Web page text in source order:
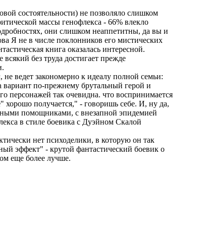
состоятельности) не позволяло слишком
массы генофлекса - 66% влекло
они слишком неаппетитны, да вы и
Я не в числе поклонников его мистических
книга оказалась интересной.
без труда достигает прежде
ведет закономерно к идеалу полной семьи:
по-прежнему брутальный герой и
персонажей так очевидна. что воспринимается
хорошо получается," - говоришь себе. И, ну да,
помощниками, с внезапной эпидемией
в стиле боевика с Дуэйном Скалой
нет психоделики, в которую он так
эффект" - крутой фантастический боевик о
еще более лучше.